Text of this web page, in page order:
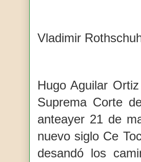
Vladimir
Hugo Aguilar
Suprema Corte
anteayer 21 de
nuevo siglo Ce
desandó los